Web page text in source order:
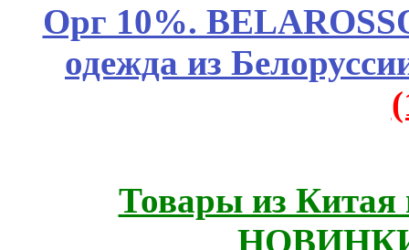
Орг 10%.
одежда из
Товары из Китая